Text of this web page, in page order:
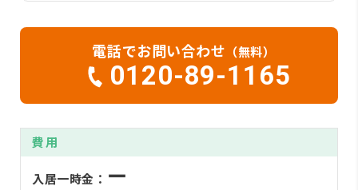
電話でお問い合わせ （無料）
0120-89-1165
費用
入居一時金： ー